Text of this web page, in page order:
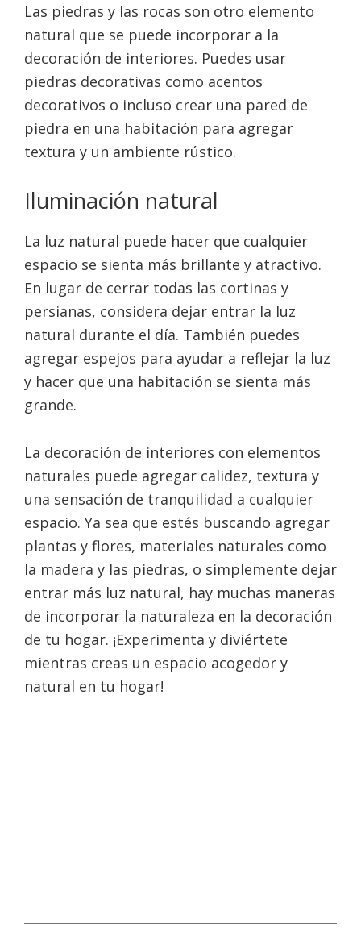
Las piedras y las rocas son otro elemento
natural que se puede incorporar a la
decoración de interiores. Puedes usar
piedras decorativas como acentos
decorativos o incluso crear una pared de
piedra en una habitación para agregar
textura y un ambiente rústico.
Iluminación natural
La luz natural puede hacer que cualquier
espacio se sienta más brillante y atractivo.
En lugar de cerrar todas las cortinas y
persianas, considera dejar entrar la luz
natural durante el día. También puedes
agregar espejos para ayudar a reflejar la luz
y hacer que una habitación se sienta más
grande.
La decoración de interiores con elementos
naturales puede agregar calidez, textura y
una sensación de tranquilidad a cualquier
espacio. Ya sea que estés buscando agregar
plantas y flores, materiales naturales como
la madera y las piedras, o simplemente dejar
entrar más luz natural, hay muchas maneras
de incorporar la naturaleza en la decoración
de tu hogar. ¡Experimenta y diviértete
mientras creas un espacio acogedor y
natural en tu hogar!